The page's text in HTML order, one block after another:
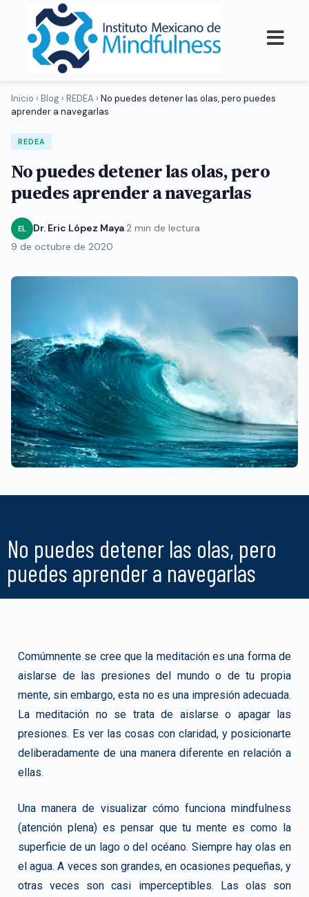
Inicio › Blog › REDEA › No puedes detener las olas, pero puedes
aprender a navegarlas
REDEA
No puedes detener las olas, pero
puedes aprender a navegarlas
EL Dr. Eric López Maya2 min de lectura
9 de octubre de 2020
No puedes detener las olas, pero
puedes aprender a navegarlas
Comúmnente se cree que la meditación es una forma de
aislarse de las presiones del mundo o de tu propia
mente, sin embargo, esta no es una impresión adecuada.
La meditación no se trata de aislarse o apagar las
presiones. Es ver las cosas con claridad, y posicionarte
deliberadamente de una manera diferente en relación a
ellas.
Una manera de visualizar cómo funciona mindfulness
(atención plena) es pensar que tu mente es como la
superficie de un lago o del océano. Siempre hay olas en
el agua. A veces son grandes, en ocasiones pequeñas, y
otras veces son casi imperceptibles. Las olas son